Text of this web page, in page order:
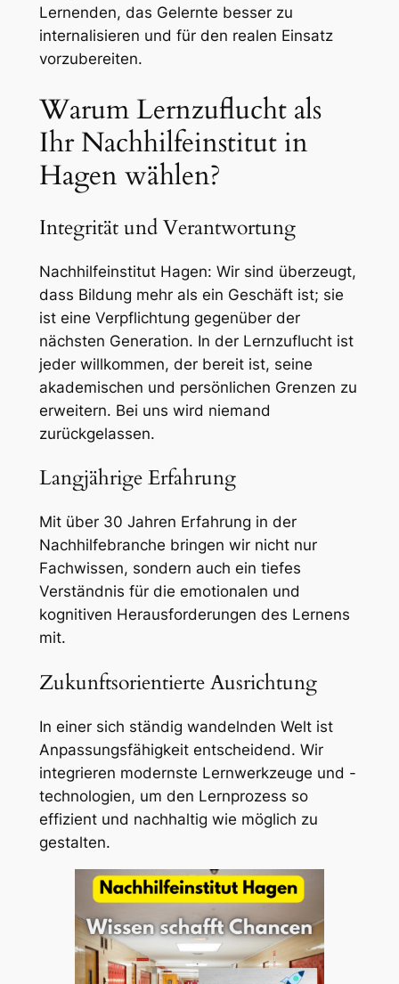
Lernenden, das Gelernte besser zu
internalisieren und für den realen Einsatz
vorzubereiten.
Warum Lernzuflucht als
Ihr Nachhilfeinstitut in
Hagen wählen?
Integrität und Verantwortung
Nachhilfeinstitut Hagen: Wir sind überzeugt,
dass Bildung mehr als ein Geschäft ist; sie
ist eine Verpflichtung gegenüber der
nächsten Generation. In der Lernzuflucht ist
jeder willkommen, der bereit ist, seine
akademischen und persönlichen Grenzen zu
erweitern. Bei uns wird niemand
zurückgelassen.
Langjährige Erfahrung
Mit über 30 Jahren Erfahrung in der
Nachhilfebranche bringen wir nicht nur
Fachwissen, sondern auch ein tiefes
Verständnis für die emotionalen und
kognitiven Herausforderungen des Lernens
mit.
Zukunftsorientierte Ausrichtung
In einer sich ständig wandelnden Welt ist
Anpassungsfähigkeit entscheidend. Wir
integrieren modernste Lernwerkzeuge und -
technologien, um den Lernprozess so
effizient und nachhaltig wie möglich zu
gestalten.